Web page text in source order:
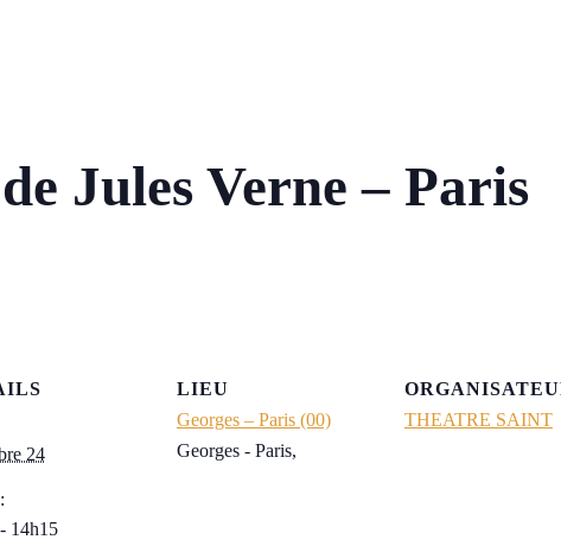
Jules Verne – Paris
24
14h15
LIEU
Georges – Paris (00)
Georges - Paris,
THEATRE SAINT